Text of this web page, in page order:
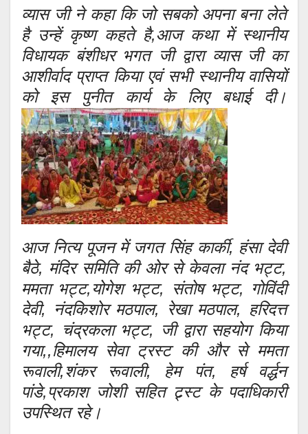
व्यास जी ने कहा कि जो सबको अपना बना लेते
है उन्हें कृष्ण कहते है,आज कथा में स्थानीय
विधायक बंशीधर भगत जी द्वारा व्यास जी का
आशीर्वाद प्राप्त किया एवं सभी स्थानीय वासियों
को इस पुनीत कार्य के लिए बधाई दी।
आज नित्य पूजन में जगत सिंह कार्की, हंसा देवी
बैठे, मंदिर समिति की ओर से केवला नंद भट्ट,
ममता भट्ट,योगेश भट्ट, संतोष भट्ट, गोविंदी
देवी, नंदकिशोर मठपाल, रेखा मठपाल, हरिदत्त
भट्ट, चंद्रकला भट्ट, जी द्वारा सहयोग किया
गया,,हिमालय सेवा ट्रस्ट की और से ममता
रूवाली,शंकर रूवाली, हेम पंत, हर्ष वर्द्धन
पांडे,प्रकाश जोशी सहित ट्र्स्ट के पदाधिकारी
उपस्थित रहे।